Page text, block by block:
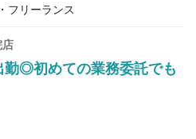
フリーランス
勤◎初めての業務委託でも